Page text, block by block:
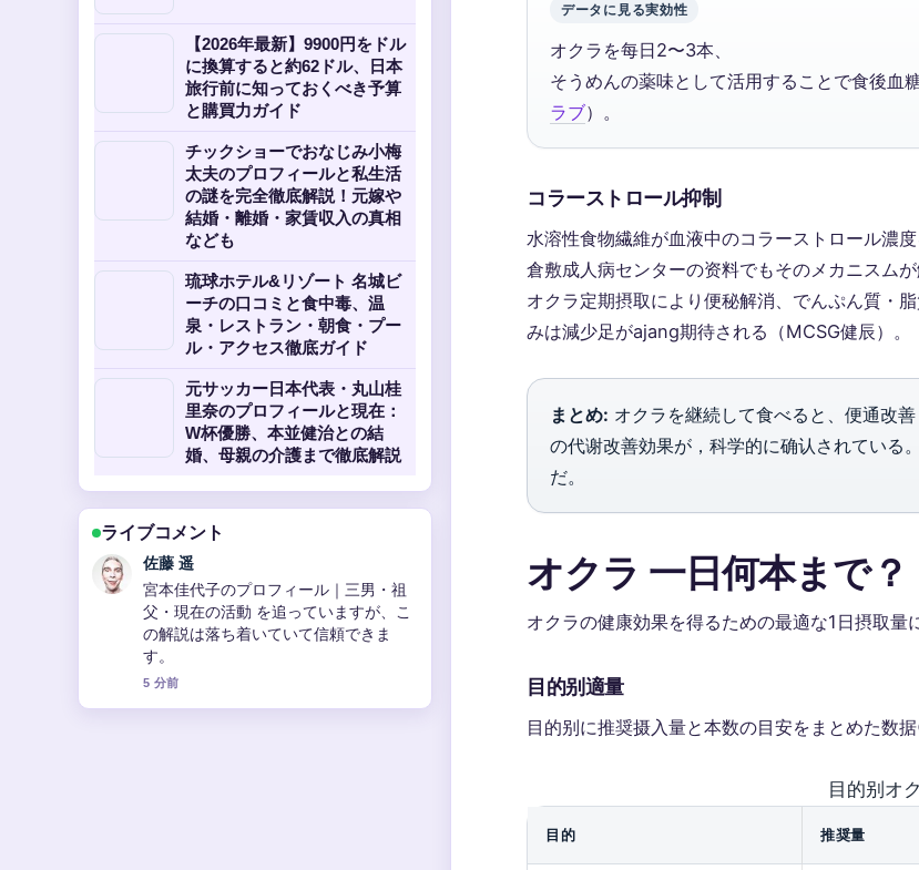
データに見る実効性
オクラを每日2〜3本、
そうめんの薬味として活用することで食後血
ラブ）。
コラーストロール抑制
水溶性食物繊維が血液中のコラーストロール濃
倉敷成人病センターの资料でもそのメカニスムが
オクラ定期摂取により便秘解消、でんぷん質・脂
みは減少足がajang期待される（MCSG健辰）。
まとめ: オクラを継続して食べると、便通改
の代谢改善効果が，科学的に确认されている
だ。
オクラ 一日何本まで？
オクラの健康効果を得るための最適な1日摂取量
目的别適量
目的别に推奨摄入量と本数の目安をまとめた数据
目的别オ
目的 推奨量
【2026年最新】9900円をドル
に換算すると約62ドル、日本
旅行前に知っておくべき予算
と購買力ガイド
チックショーでおなじみ小梅
太夫のプロフィールと私生活
の謎を完全徹底解説！元嫁や
結婚・離婚・家賃収入の真相
なども
琉球ホテル&リゾート 名城ビ
ーチの口コミと食中毒、温
泉・レストラン・朝食・プー
ル・アクセス徹底ガイド
元サッカー日本代表・丸山桂
里奈のプロフィールと現在：
W杯優勝、本並健治との結
婚、母親の介護まで徹底解説
ライブコメント
伊藤 芽衣
【2025年最新】赤西仁と黒木メイサの
結婚から離婚、新恋愛報道まで完全に
網羅！現在の関係も詳しく解説 の背景
説明が助かります。ライブ更新を続け
てください。